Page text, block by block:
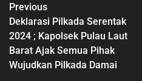
Previous
Deklarasi Pilkada Serentak
2024 ; Kapolsek Pulau Laut
Barat Ajak Semua Pihak
Wujudkan Pilkada Damai